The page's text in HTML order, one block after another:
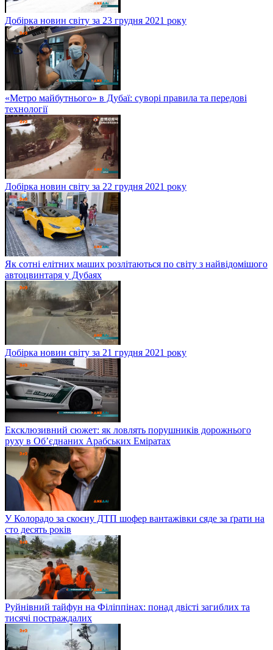
Добірка новин світу за 23 грудня 2021 року
«Метро майбутнього» в Дубаї: суворі правила та передові
технології
Добірка новин світу за 22 грудня 2021 року
Як сотні елітних маших розлітаються по світу з найвідомішого
автоцвинтаря у Дубаях
Добірка новин світу за 21 грудня 2021 року
Ексклюзивний сюжет: як ловлять порушників дорожнього
руху в Об’єднаних Арабських Еміратах
У Колорадо за скоєну ДТП шофер вантажівки сяде за ґрати на
сто десять років
Руйнівний тайфун на Філіппінах: понад двісті загиблих та
тисячі постраждалих